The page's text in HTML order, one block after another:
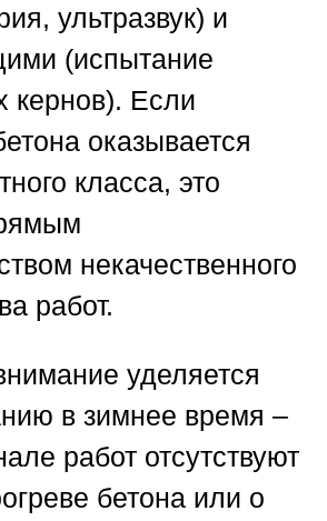
ультразвук) и
(испытание
кернов). Если
оказывается
класса, это
некачественного
работ.
уделяется
в зимнее время –
работ отсутствуют
бетона или о